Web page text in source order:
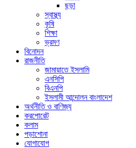
ছড়া
স্বাস্থ্য
কৃষি
শিক্ষা
ভ্রমণ
বিনোদন
রাজনীতি
জামায়াতে ইসলামি
এনসিপি
বিএনপি
ইসলামী আন্দোলন বাংলাদেশ
অর্থনীতি ও বাণিজ্য
করপোরেট
কলাম
পড়াশোনা
যোগাযোগ